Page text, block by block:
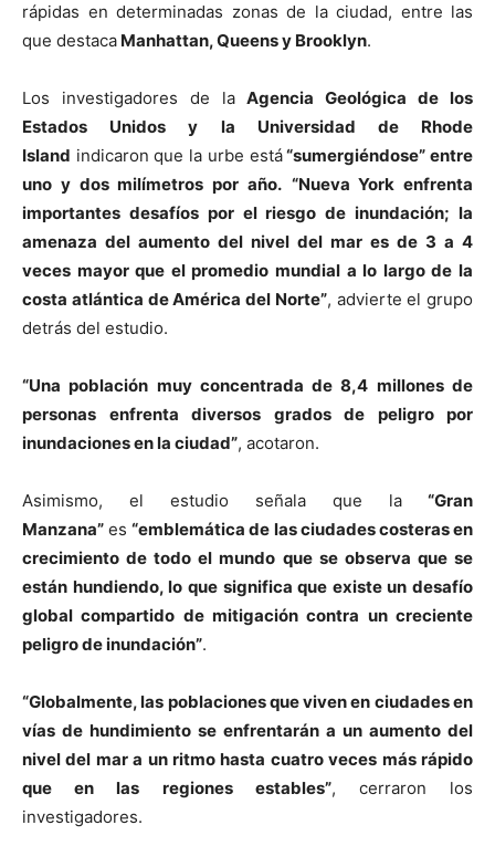
rápidas en determinadas zonas de la ciudad, entre las
que destaca Manhattan, Queens y Brooklyn.
Los investigadores de la Agencia Geológica de los
Estados Unidos y la Universidad de Rhode
Island indicaron que la urbe está“sumergiéndose” entre
uno y dos milímetros por año. “Nueva York enfrenta
importantes desafíos por el riesgo de inundación; la
amenaza del aumento del nivel del mar es de 3 a 4
veces mayor que el promedio mundial a lo largo de la
costa atlántica de América del Norte”, advierte el grupo
detrás del estudio.
“Una población muy concentrada de 8,4 millones de
personas enfrenta diversos grados de peligro por
inundaciones en la ciudad”, acotaron.
Asimismo, el estudio señala que la “Gran
Manzana” es“emblemática de las ciudades costeras en
crecimiento de todo el mundo que se observa que se
están hundiendo, lo que significa que existe un desafío
global compartido de mitigación contra un creciente
peligro de inundación”.
“Globalmente, las poblaciones que viven en ciudades en
vías de hundimiento se enfrentarán a un aumento del
nivel del mar a un ritmo hasta cuatro veces más rápido
que en las regiones estables”, cerraron los
investigadores.